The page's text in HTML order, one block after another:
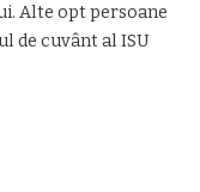
Alte opt persoane
de cuvânt al ISU